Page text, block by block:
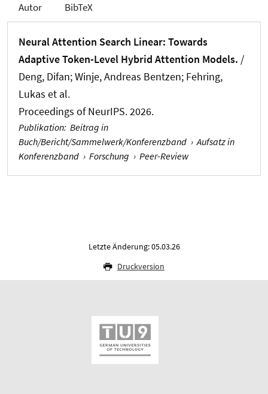
Autor BibTeX
Neural Attention Search Linear: Towards
Adaptive Token-Level Hybrid Attention Models. /
Deng, Difan; Winje, Andreas Bentzen; Fehring,
Lukas et al.
Proceedings of NeurIPS. 2026.
Publikation: Beitrag in
Buch/Bericht/Sammelwerk/Konferenzband › Aufsatz in
Konferenzband › Forschung › Peer-Review
Letzte Änderung: 05.03.26
Druckversion